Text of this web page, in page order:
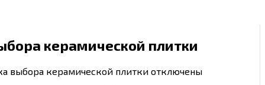
керамической плитки
выбора керамической плитки отключены